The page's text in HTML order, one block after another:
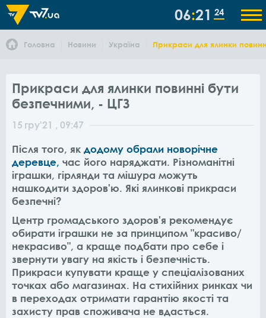
06 21 24
Головна Новини Україна Прикраси для ялинки
Прикраси для ялинки повинні бути
безпечними, - ЦГЗ
15 гру'21 , 09:47
Після того, як додому обрали новорічне
деревце, час його наряджати. Різноманітні
іграшки, гірлянди та мішура можуть
нашкодити здоров'ю. Які ялинкові прикраси
безпечні?
Центр громадського здоров'я рекомендує
обирати іграшки не за принципом "красиво/
некрасиво", а краще подбати про себе і
звернути увагу на якість і безпечність.
Прикраси купувати краще у спеціалізованих
точках або магазинах. На стихійних ринках чи
в переходах отримати гарантію якості та
захисту прав споживача не вдасться.